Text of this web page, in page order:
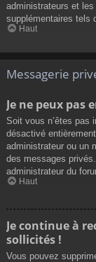
administrateurs et
supplémentaires tels
Haut
Messagerie
Je ne peux pas
Soit vous n’êtes pas
désactivé
administrateur ou un
des messages
administrateur du
Haut
Je continue à
sollicités !
Vous pouvez